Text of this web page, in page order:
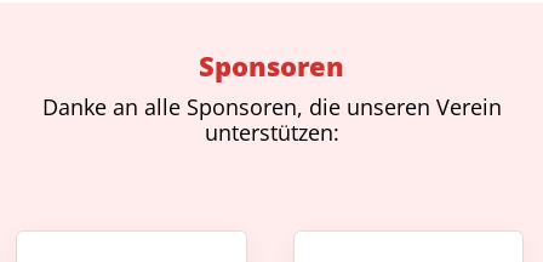
Sponsoren
Danke an alle Sponsoren, die unseren Verein
unterstützen: